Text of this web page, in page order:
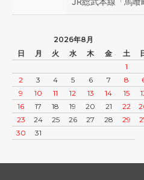
2026年8月
日
月 火 水 木 金
土
1
2
3 4 5 6 7
8
9
10 11 12 13 14
15
16
17 18 19 20 21
22
23
24 25 26 27 28
29
30
31